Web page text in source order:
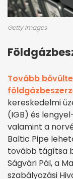
Getty Images
Tovább
kereskedelmi
(IGB) és
valamint a
Baltic Pipe
tovább tágítsa
Ságvári Pál, a
szabályozási